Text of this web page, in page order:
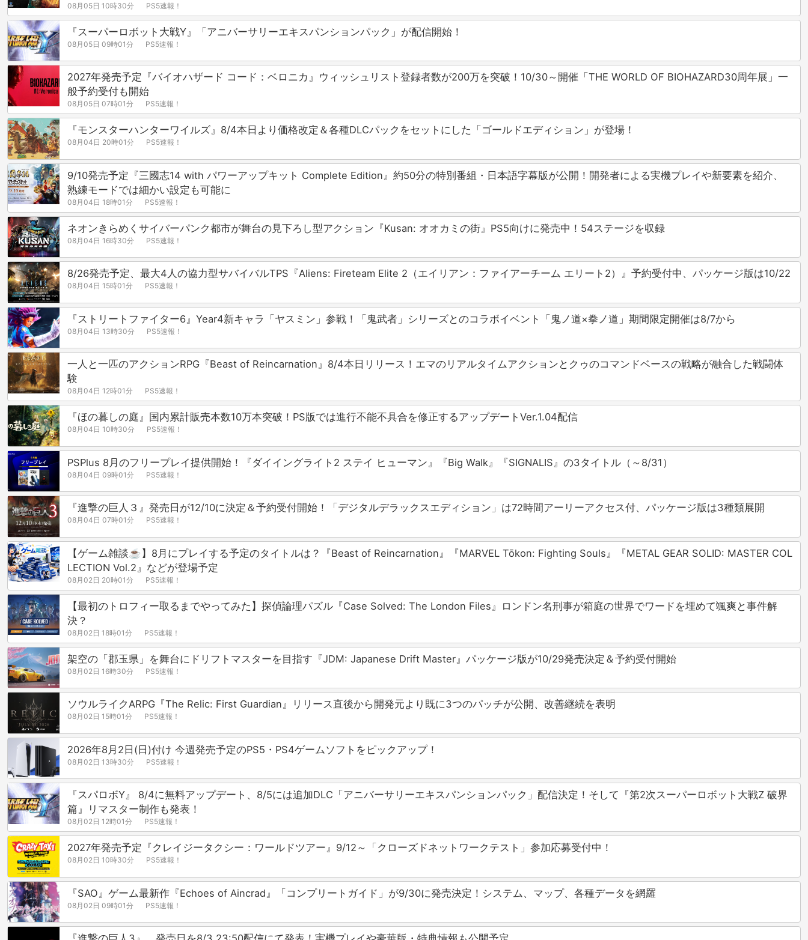
08月05日 10時30分 PS5速報！
『スーパーロボット大戦Y』「アニバーサリーエキスパンションパック」が配信開始！
08月05日 09時01分 PS5速報！
2027年発売予定『バイオハザード コード：ベロニカ』ウィッシュリスト登録者数が200万を突破！10/30～開催「THE WORLD OF BIOHAZARD30周年展」一
般予約受付も開始
08月05日 07時01分 PS5速報！
『モンスターハンターワイルズ』8/4本日より価格改定＆各種DLCパックをセットにした「ゴールドエディション」が登場！
08月04日 20時01分 PS5速報！
9/10発売予定『三國志14 with パワーアップキット Complete Edition』約50分の特別番組・日本語字幕版が公開！開発者による実機プレイや新要素を紹介、
熟練モードでは細かい設定も可能に
08月04日 18時01分 PS5速報！
ネオンきらめくサイバーパンク都市が舞台の見下ろし型アクション『Kusan: オオカミの街』PS5向けに発売中！54ステージを収録
08月04日 16時30分 PS5速報！
8/26発売予定、最大4人の協力型サバイバルTPS『Aliens: Fireteam Elite 2（エイリアン：ファイアーチーム エリート2）』予約受付中、パッケージ版は10/22
08月04日 15時01分 PS5速報！
『ストリートファイター6』Year4新キャラ「ヤスミン」参戦！「鬼武者」シリーズとのコラボイベント「鬼ノ道×拳ノ道」期間限定開催は8/7から
08月04日 13時30分 PS5速報！
一人と一匹のアクションRPG『Beast of Reincarnation』8/4本日リリース！エマのリアルタイムアクションとクゥのコマンドベースの戦略が融合した戦闘体
験
08月04日 12時01分 PS5速報！
『ほの暮しの庭』国内累計販売本数10万本突破！PS版では進行不能不具合を修正するアップデートVer.1.04配信
08月04日 10時30分 PS5速報！
PSPlus 8月のフリープレイ提供開始！『ダイイングライト2 ステイ ヒューマン』『Big Walk』『SIGNALIS』の3タイトル（～8/31）
08月04日 09時01分 PS5速報！
『進撃の巨人３』発売日が12/10に決定＆予約受付開始！「デジタルデラックスエディション」は72時間アーリーアクセス付、パッケージ版は3種類展開
08月04日 07時01分 PS5速報！
【ゲーム雑談☕】8月にプレイする予定のタイトルは？『Beast of Reincarnation』『MARVEL Tōkon: Fighting Souls』『METAL GEAR SOLID: MASTER COL
LECTION Vol.2』などが登場予定
08月02日 20時01分 PS5速報！
【最初のトロフィー取るまでやってみた】探偵論理パズル『Case Solved: The London Files』ロンドン名刑事が箱庭の世界でワードを埋めて颯爽と事件解
決？
08月02日 18時01分 PS5速報！
架空の「郡玉県」を舞台にドリフトマスターを目指す『JDM: Japanese Drift Master』パッケージ版が10/29発売決定＆予約受付開始
08月02日 16時30分 PS5速報！
ソウルライクARPG『The Relic: First Guardian』リリース直後から開発元より既に3つのパッチが公開、改善継続を表明
08月02日 15時01分 PS5速報！
2026年8月2日(日)付け 今週発売予定のPS5・PS4ゲームソフトをピックアップ！
08月02日 13時30分 PS5速報！
『スパロボY』 8/4に無料アップデート、8/5には追加DLC「アニバーサリーエキスパンションパック」配信決定！そして『第2次スーパーロボット大戦Z 破界
篇』リマスター制作も発表！
08月02日 12時01分 PS5速報！
2027年発売予定『クレイジータクシー：ワールドツアー』9/12～「クローズドネットワークテスト」参加応募受付中！
08月02日 10時30分 PS5速報！
『SAO』ゲーム最新作『Echoes of Aincrad』「コンプリートガイド」が9/30に発売決定！システム、マップ、各種データを網羅
08月02日 09時01分 PS5速報！